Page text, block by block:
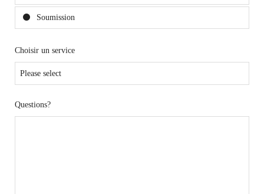
Soumission
Choisir un service
Questions?